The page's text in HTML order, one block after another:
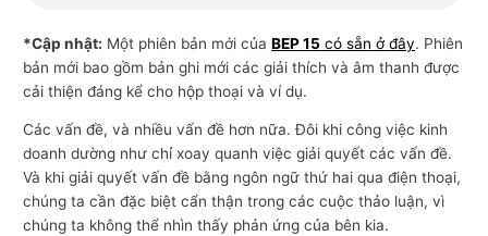
*Cập nhật: Một phiên bản mới củaBEP 15 có sẵn ở đây. Phiên
bản mới bao gồm bản ghi mới các giải thích và âm thanh được
cải thiện đáng kể cho hộp thoại và ví dụ.
Các vấn đề, và nhiều vấn đề hơn nữa. Đôi khi công việc kinh
doanh dường như chỉ xoay quanh việc giải quyết các vấn đề.
Và khi giải quyết vấn đề bằng ngôn ngữ thứ hai qua điện thoại,
chúng ta cần đặc biệt cẩn thận trong các cuộc thảo luận, vì
chúng ta không thể nhìn thấy phản ứng của bên kia.
g
m
ạ
i